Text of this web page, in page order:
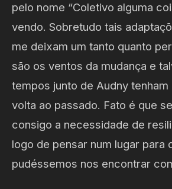
pelo nome “Coletivo alguma
vendo. Sobretudo tais
me deixam um tanto quanto
são os ventos da mudança e
tempos junto de Audny
volta ao passado. Fato é que
consigo a necessidade de
logo de pensar num lugar para
pudéssemos nos encontrar